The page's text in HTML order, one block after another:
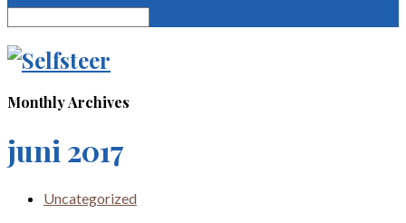
Monthly Archives
juni 2017
Uncategorized